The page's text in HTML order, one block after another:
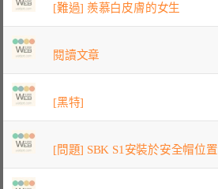
[難過] 羨慕白皮膚的女生
閱讀文章
[黑特]
[問題] SBK S1安裝於安全帽位置